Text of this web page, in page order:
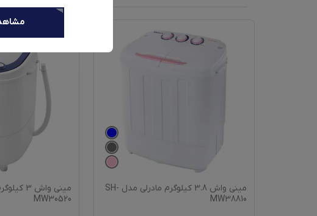
مینی‌ واش 3.8 کیلوگرم مادرلی مدل SH-
MW38810
MW30520